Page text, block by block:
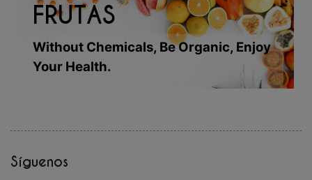
FRUTAS
Without Chemicals, Be Organic, Enjoy
Your Health.
Síguenos